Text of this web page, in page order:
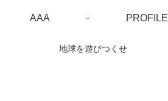
地球を遊びつくせ
AAA PROFILE